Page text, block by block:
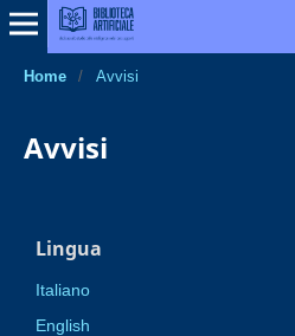
Home / Avvisi
Avvisi
Lingua
Italiano
English